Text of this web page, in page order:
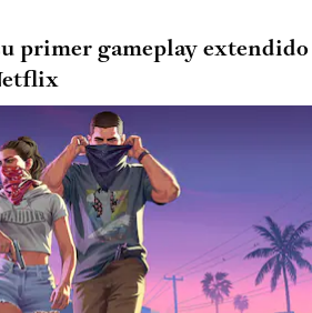
primer gameplay extendido